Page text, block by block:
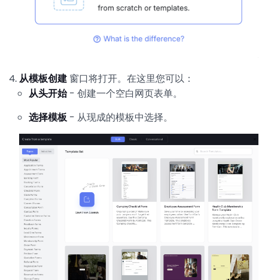
从模板创建 窗口将打开。在这里您可以：
从头开始- 创建一个空白网页表单。
选择模板 - 从现成的模板中选择。